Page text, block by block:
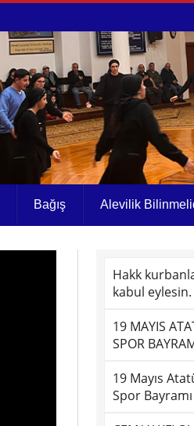
Bağış Alevilik
Hakk
kabul eylesin.
19 MAYIS
SPOR
19 Mayıs
Spor